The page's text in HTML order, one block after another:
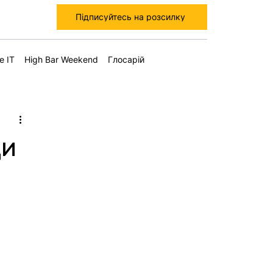
Підписуйтесь на розсилку
IT High Bar Weekend Глосарій